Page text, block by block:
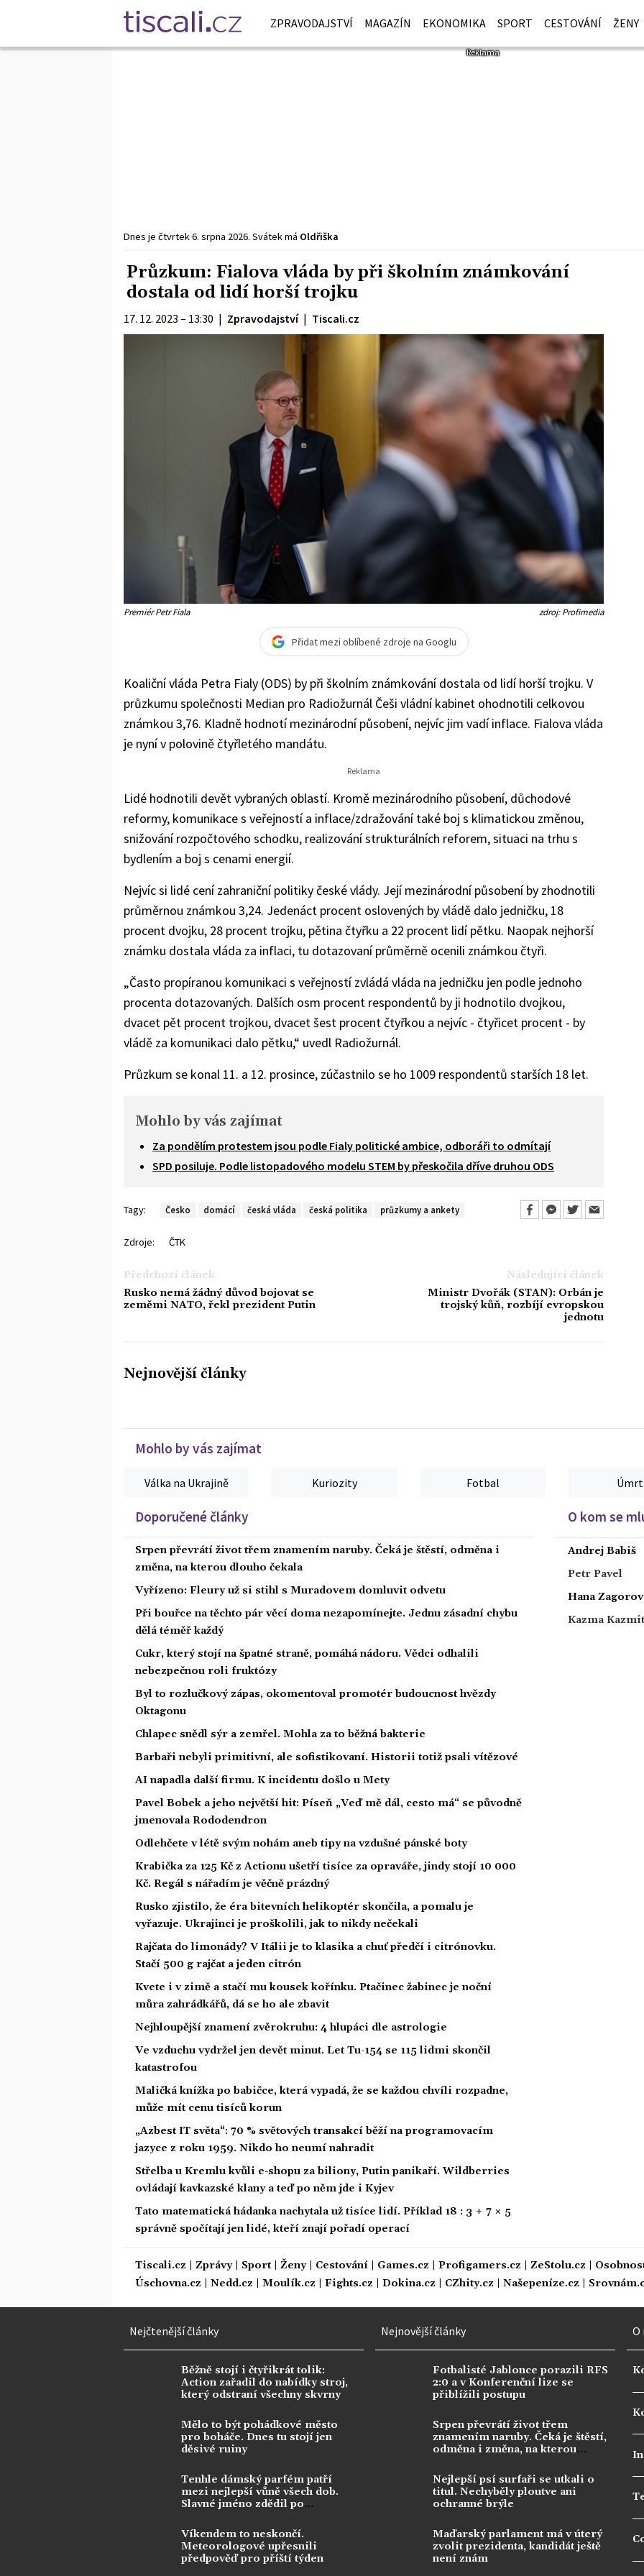
ZPRAVODAJSTVÍ MAGAZÍN EKONOMIKA SPORT CESTOVÁNÍ ŽENY
Dnes je čtvrtek6. srpna 2026. Svátek má Oldřiška
Průzkum: Fialova vláda by při školním známkování
dostala od lidí horší trojku
17. 12. 2023 – 13:30 | Zpravodajství | Tiscali.cz
Premiér Petr Fiala zdroj: Profimedia
Přidat mezi oblíbené zdroje na Googlu
Koaliční vláda Petra Fialy (ODS) by při školním známkování dostala od lidí horší trojku. V
průzkumu společnosti Median pro Radiožurnál Češi vládní kabinet ohodnotili celkovou
známkou 3,76. Kladně hodnotí mezinárodní působení, nejvíc jim vadí inflace. Fialova vláda
je nyní v polovině čtyřletého mandátu.
Lidé hodnotili devět vybraných oblastí. Kromě mezinárodního působení, důchodové
reformy, komunikace s veřejností a inflace/zdražování také boj s klimatickou změnou,
snižování rozpočtového schodku, realizování strukturálních reforem, situaci na trhu s
bydlením a boj s cenami energií.
Nejvíc si lidé cení zahraniční politiky české vlády. Její mezinárodní působení by zhodnotili
průměrnou známkou 3,24. Jedenáct procent oslovených by vládě dalo jedničku, 18
procent dvojku, 28 procent trojku, pětina čtyřku a 22 procent lidí pětku. Naopak nejhorší
známku dostala vláda za inflaci, tu dotazovaní průměrně ocenili známkou čtyři.
„Často propíranou komunikaci s veřejností zvládá vláda na jedničku jen podle jednoho
procenta dotazovaných. Dalších osm procent respondentů by ji hodnotilo dvojkou,
dvacet pět procent trojkou, dvacet šest procent čtyřkou a nejvíc - čtyřicet procent - by
vládě za komunikaci dalo pětku,“ uvedl Radiožurnál.
Průzkum se konal 11. a 12. prosince, zúčastnilo se ho 1009 respondentů starších 18 let.
Mohlo by vás zajímat
Za pondělím protestem jsou podle Fialy politické ambice, odboráři to odmítají
SPD posiluje. Podle listopadového modelu STEM by přeskočila dříve druhou ODS
Tagy: Česko domácí česká vláda česká politika průzkumy a ankety
Zdroje: ČTK
Předchozí článek
Rusko nemá žádný důvod bojovat se
zeměmi NATO, řekl prezident Putin
Následující článek
Ministr Dvořák (STAN): Orbán je
trojský kůň, rozbíjí evropskou
jednotu
Nejnovější články
Mohlo by vás zajímat
Válka na Ukrajině Kuriozity Fotbal
Doporučené články
Srpen převrátí život třem znamením naruby. Čeká je štěstí, odměna i
změna, na kterou dlouho čekala
Vyřízeno: Fleury už si stihl s Muradovem domluvit odvetu
Při bouřce na těchto pár věcí doma nezapomínejte. Jednu zásadní chybu
dělá téměř každý
Cukr, který stojí na špatné straně, pomáhá nádoru. Vědci odhalili
nebezpečnou roli fruktózy
Byl to rozlučkový zápas, okomentoval promotér budoucnost hvězdy
Oktagonu
Chlapec snědl sýr a zemřel. Mohla za to běžná bakterie
Barbaři nebyli primitivní, ale sofistikovaní. Historii totiž psali vítězové
AI napadla další firmu. K incidentu došlo u Mety
Pavel Bobek a jeho největší hit: Píseň „Veď mě dál, cesto má“ se původně
jmenovala Rododendron
Odlehčete v létě svým nohám aneb tipy na vzdušné pánské boty
Krabička za 125 Kč z Actionu ušetří tisíce za opraváře, jindy stojí 10 000
Kč. Regál s nářadím je věčně prázdný
Rusko zjistilo, že éra bitevních helikoptér skončila, a pomalu je
vyřazuje. Ukrajinci je proškolili, jak to nikdy nečekali
Rajčata do limonády? V Itálii je to klasika a chuť předčí i citrónovku.
Stačí 500 g rajčat a jeden citrón
Kvete i v zimě a stačí mu kousek kořínku. Ptačinec žabinec je noční
můra zahrádkářů, dá se ho ale zbavit
Nejhloupější znamení zvěrokruhu: 4 hlupáci dle astrologie
Ve vzduchu vydržel jen devět minut. Let Tu-154 se 115 lidmi skončil
katastrofou
Maličká knížka po babičce, která vypadá, že se každou chvíli rozpadne,
může mít cenu tisíců korun
„Azbest IT světa“: 70 % světových transakcí běží na programovacím
jazyce z roku 1959. Nikdo ho neumí nahradit
Střelba u Kremlu kvůli e-shopu za biliony, Putin panikaří. Wildberries
ovládají kavkazské klany a teď po něm jde i Kyjev
Tato matematická hádanka nachytala už tisíce lidí. Příklad 18 : 3 + 7 × 5
správně spočítají jen lidé, kteří znají pořadí operací
O kom se
Andrej Babiš
Petr Pavel
Hana
Kazma
Tiscali.cz Zprávy| Sport| Ženy| Cestování Games.cz Profigamers.cz ZeStolu.cz
Úschovna.cz
Nedd.cz Moulík.cz Fights.cz Dokina.cz CZhity.cz Našepeníze.cz
Nejčtenější články
Běžně stojí i čtyřikrát tolik:
Action zařadil do nabídky stroj,
který odstraní všechny skvrny
Mělo to být pohádkové město
pro boháče. Dnes tu stojí jen
děsivé ruiny
Tenhle dámský parfém patří
mezi nejlepší vůně všech dob.
Slavné jméno zdědil po
Víkendem to neskončí.
Meteorologové upřesnili
předpověď pro příští týden
Nejnovější články
Fotbalisté Jablonce porazili RFS
2:0 a v Konferenční lize se
přiblížili postupu
Srpen převrátí život třem
znamením naruby. Čeká je štěstí,
odměna i změna, na kterou
Nejlepší psí surfaři se utkali o
titul. Nechyběly ploutve ani
ochranné brýle
Maďarský parlament má v úterý
zvolit prezidenta, kandidát ještě
není znám
O